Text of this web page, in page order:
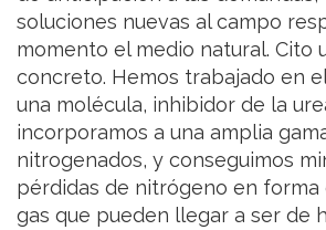
soluciones nuevas al campo
momento el medio natural. Cito
concreto. Hemos trabajado en
una molécula, inhibidor de la
incorporamos a una amplia
nitrogenados, y conseguimos
pérdidas de nitrógeno en forma
gas que pueden llegar a ser de